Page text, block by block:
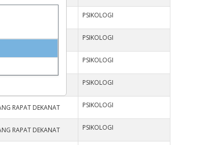
PSIKOLOGI
RAPAT DEKANAT PSIKOLOGI
PSIKOLOGI
PSIKOLOGI
RAPAT DEKANAT PSIKOLOGI
RAPAT DEKANAT PSIKOLOGI